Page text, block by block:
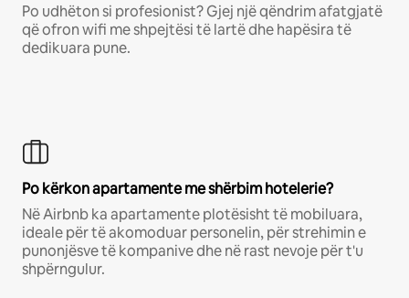
Po udhëton si profesionist? Gjej një qëndrim afatgjatë
që ofron wifi me shpejtësi të lartë dhe hapësira të
dedikuara pune.
Po kërkon apartamente me shërbim hotelerie?
Në Airbnb ka apartamente plotësisht të mobiluara,
ideale për të akomoduar personelin, për strehimin e
punonjësve të kompanive dhe në rast nevoje për t'u
shpërngulur.